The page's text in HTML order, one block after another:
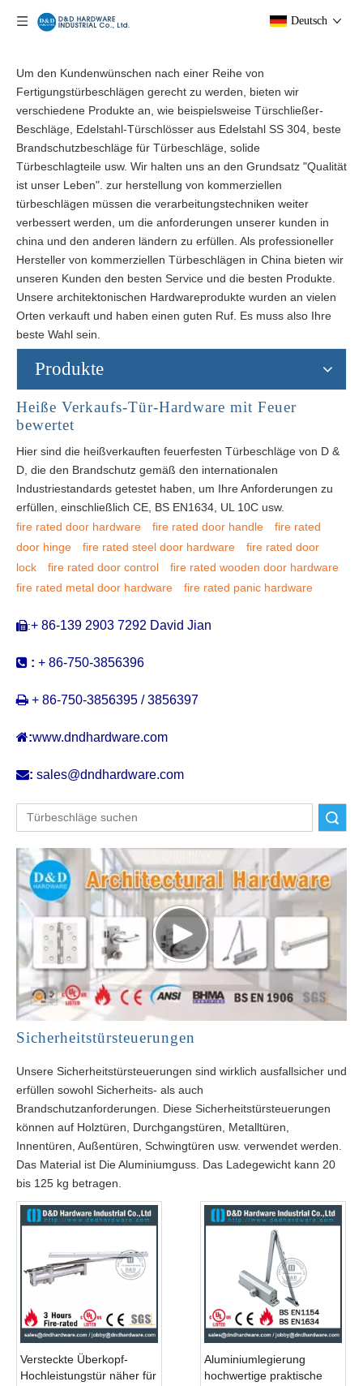
Deutsch
Um den Kundenwünschen nach einer Reihe von
Fertigungstürbeschlägen gerecht zu werden, bieten wir
verschiedene Produkte an, wie beispielsweise Türschließer-
Beschläge, Edelstahl-Türschlösser aus Edelstahl SS 304, beste
Brandschutzbeschläge für Türbeschläge, solide
Türbeschlagteile usw. Wir halten uns an den Grundsatz "Qualität
ist unser Leben". zur herstellung von kommerziellen
türbeschlägen müssen die verarbeitungstechniken weiter
verbessert werden, um die anforderungen unserer kunden in
china und den anderen ländern zu erfüllen. Als professioneller
Hersteller von kommerziellen Türbeschlägen in China bieten wir
unseren Kunden den besten Service und die besten Produkte.
Unsere architektonischen Hardwareprodukte wurden an vielen
Orten verkauft und haben einen guten Ruf. Es muss also Ihre
beste Wahl sein.
Produkte
Heiße Verkaufs-Tür-Hardware mit Feuer
bewertet
Hier sind die heißverkauften feuerfesten Türbeschläge von D &
D, die den Brandschutz gemäß den internationalen
Industriestandards getestet haben, um Ihre Anforderungen zu
erfüllen, einschließlich CE, BS EN1634, UL 10C usw.
fire rated door hardware
fire rated door handle
fire rated
door hinge
fire rated steel door hardware
fire rated door
lock
fire rated door control
fire rated wooden door hardware
fire rated metal door hardware
fire rated panic hardware
:+ 86-139 2903 7292 David Jian
 : + 86-750-3856396
 + 86-750-3856395 / 3856397
:www.dndhardware.com
: sales@dndhardware.com
Sicherheitstürsteuerungen
Unsere Sicherheitstürsteuerungen sind wirklich ausfallsicher und
erfüllen sowohl Sicherheits- als auch
Brandschutzanforderungen. Diese Sicherheitstürsteuerungen
können auf Holztüren, Durchgangstüren, Metalltüren,
Innentüren, Außentüren, Schwingtüren usw. verwendet werden.
Das Material ist Die Aluminiumguss. Das Ladegewicht kann 20
bis 125 kg betragen.
Versteckte Überkopf-
Hochleistungstür näher für
Aluminiumlegierung
hochwertige praktische